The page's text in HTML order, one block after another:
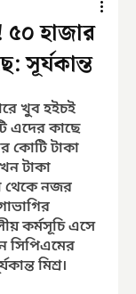
৫০ হাজার
সূর্যকান্ত
খুব হইচই
এদের কাছে
কোটি টাকা
টাকা
থেকে নজর
কর্মসূচি এসে
সিপিএমের
মিশ্র।